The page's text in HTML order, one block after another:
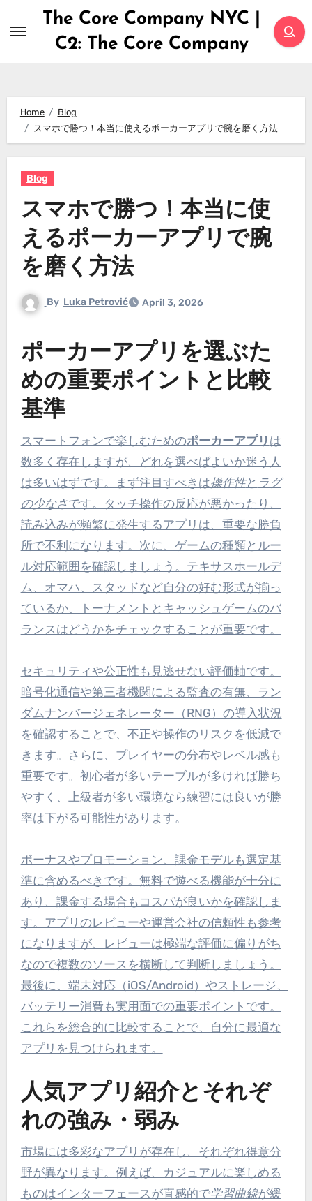
The Core Company NYC |
C2: The Core Company
Home
Blog
スマホで勝つ！本当に使えるポーカーアプリで腕を磨く方法
Blog
スマホで勝つ！本当に使
えるポーカーアプリで腕
を磨く方法
By Luka Petrović April 3, 2026
ポーカーアプリを選ぶた
めの重要ポイントと比較
基準
スマートフォンで楽しむためのポーカーアプリ は
数多く存在しますが、どれを選べばよいか迷う人
は多いはずです。まず注目すべきは操作性と ラグ
の少なさです。タッチ操作の反応が悪かったり、
読み込みが頻繁に発生するアプリは、重要な勝負
所で不利になります。次に、ゲームの種類とルー
ル対応範囲を確認しましょう。テキサスホールデ
ム、オマハ、スタッドなど自分の好む形式が揃っ
ているか、トーナメントとキャッシュゲームのバ
ランスはどうかをチェックすることが重要です。
セキュリティや公正性も見逃せない評価軸です。
暗号化通信や第三者機関による監査の有無、ラン
ダムナンバージェネレーター（RNG）の導入状況
を確認することで、不正や操作のリスクを低減で
きます。さらに、プレイヤーの分布やレベル感も
重要です。初心者が多いテーブルが多ければ勝ち
やすく、上級者が多い環境なら練習には良いが勝
率は下がる可能性があります。
ボーナスやプロモーション、課金モデルも選定基
準に含めるべきです。無料で遊べる機能が十分に
あり、課金する場合もコスパが良いかを確認しま
す。アプリのレビューや運営会社の信頼性も参考
になりますが、レビューは極端な評価に偏りがち
なので複数のソースを横断して判断しましょう。
最後に、端末対応（iOS/Android）やストレージ、
バッテリー消費も実用面での重要ポイントです。
これらを総合的に比較することで、自分に最適な
アプリを見つけられます。
人気アプリ紹介とそれぞ
れの強み・弱み
市場には多彩なアプリが存在し、それぞれ得意分
野が異なります。例えば、カジュアルに楽しめる
ものはインターフェースが直感的で学習曲線が緩